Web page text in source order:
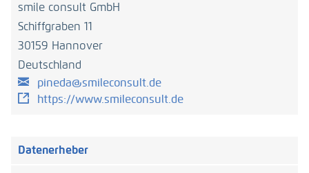
smile consult GmbH
Schiffgraben 11
30159 Hannover
Deutschland
pineda@smileconsult.de
https://www.smileconsult.de
Datenerheber